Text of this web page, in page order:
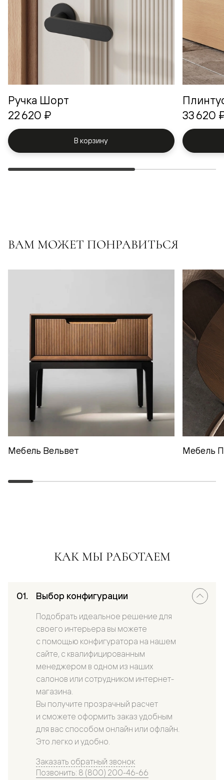
Ручка Шорт
22 620 ₽
В корзину
33 620
ВАМ МОЖЕТ ПОНРАВИТЬСЯ
Мебель Вельвет Мебель
КАК МЫ РАБОТАЕМ
Выбор конфигурации
Подобрать идеальное решение для
своего интерьера вы можете
с помощью конфигуратора на нашем
сайте, с квалифицированным
менеджером в одном из наших
салонов или сотрудником интернет-
магазина.
Вы получите прозрачный расчет
и сможете оформить заказ удобным
для вас способом онлайн или офлайн.
Это легко и удобно.
Заказать обратный звонок
Позвонить: 8 (800) 200-46-66